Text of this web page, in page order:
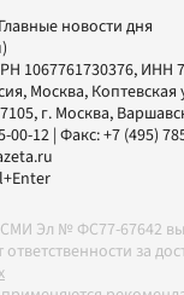
новости дня
1067761730376, ИНН
Москва,
, г. Москва,
00-12 | Факс:+7 (495)
СМИ Эл № ФС77-67642
ответственности